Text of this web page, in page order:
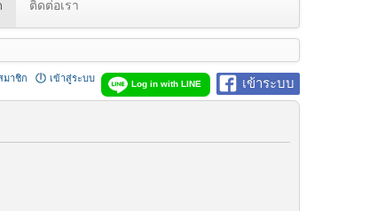
ติดต่อเรา
เข้าระบบ
Log in with LINE
เข้าสู่ระบบ
มาชิก